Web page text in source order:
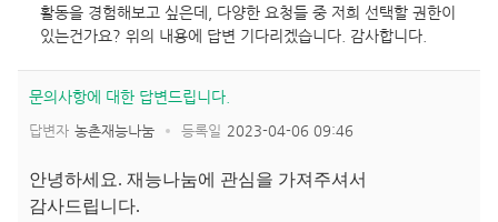
활동을 경험해보고 싶은데, 다양한 요청들 중 저희 선택할 권한이
있는건가요? 위의 내용에 답변 기다리겠습니다. 감사합니다.
문의사항에 대한 답변드립니다.
답변자 농촌재능나눔 등록일 2023-04-06 09:46
안녕하세요. 재능나눔에 관심을 가져주셔서
감사드립니다.